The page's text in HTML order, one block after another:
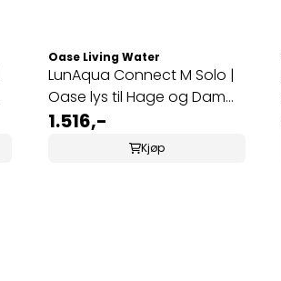
Oase Living Water
LunAqua Connect M Solo |
Oase lys til Hage og Dam
RGB
1.516,-
Kjøp